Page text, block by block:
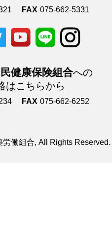
FAX 075-662-5331
健康保険組合への
はこちらから
FAX 075-662-6252
労働組合, All Rights Reserved.